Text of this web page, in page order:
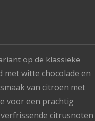
op de klassieke
witte chocolade en
van citroen met
voor een prachtig
citrusnoten